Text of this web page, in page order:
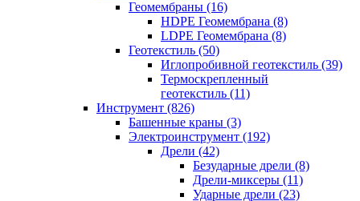
Геомембраны (16)
HDPE Геомембрана (8)
LDPE Геомембрана (8)
Геотекстиль (50)
Иглопробивной геотекстиль (39)
Термоскрепленный
геотекстиль (11)
Инструмент (826)
Башенные краны (3)
Электроинструмент (192)
Дрели (42)
Безударные дрели (8)
Дрели-миксеры (11)
Ударные дрели (23)